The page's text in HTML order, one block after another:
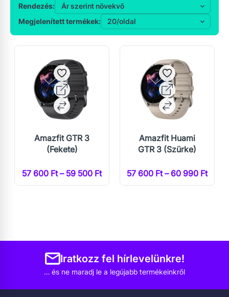
Rendezés:
Megjelenített termékek:
Amazfit GTR 3
(Fekete)
57 600 Ft – 59 500 Ft
Amazfit Huami
GTR 3 (Szürke)
57 600 Ft – 60 990 Ft
Iratkozz fel hírlevelünkre!
… és ne maradj le a legújabb termékeinkről